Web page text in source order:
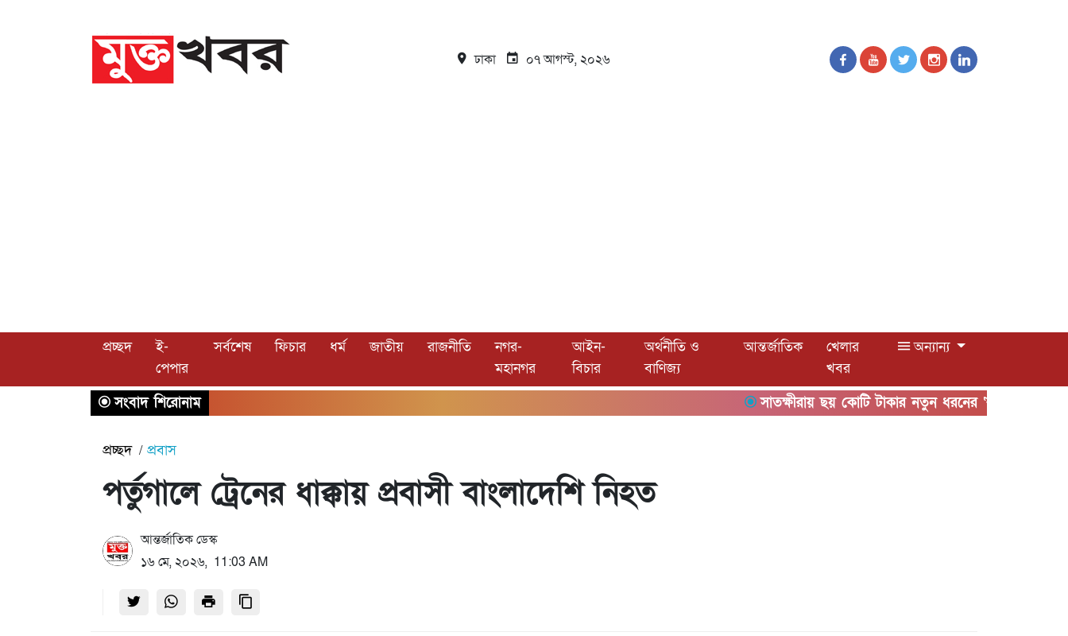
ঢাকা ০৭ আগস্ট, ২০২৬
প্রচ্ছদ
ই-
পেপার
সর্বশেষ ফিচার ধর্ম জাতীয় রাজনীতি
নগর-
মহানগর
আইন-
বিচার
অর্থনীতি ও
বাণিজ্য
আন্তর্জাতিক
খেলার
খবর
অন্যান্য
সংবাদ শিরোনাম সাতক্ষীরায় ছয় কোটি টাকার নতুন ধরনের ‘কুশ’ মাদকসহ আটক ১
প্রচ্ছদ প্রবাস
পর্তুগালে ট্রেনের ধাক্কায় প্রবাসী বাংলাদেশি নিহত
আন্তর্জাতিক ডেস্ক
১৬ মে, ২০২৬, 11:03 AM